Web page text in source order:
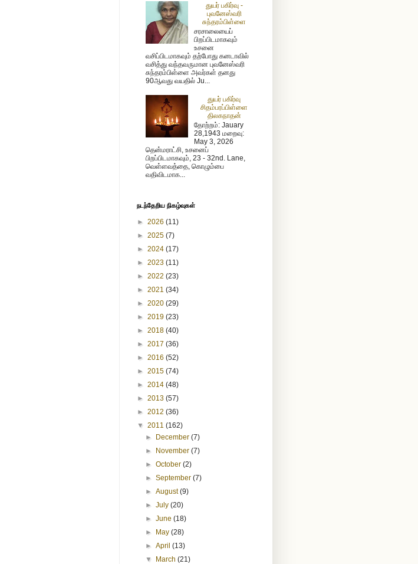
துயர் பகிர்வு -
புவனேஸ்வரி
சுந்தரம்பிள்ளை
சரசாலையைப்
பிறப்பிடமாகவும்
உசனை
வசிப்பிடமாகவும் தற்போது கனடாவில்
வசித்து வந்தவருமான புவனேஸ்வரி
சுந்தரம்பிள்ளை அவர்கள் தனது
90ஆவது வயதில் Ju...
துயர் பகிர்வு
சிதம்பரப்பிள்ளை
திலகநாதன்
தோற்றம்: Jauary
28,1943 மறைவு:
May 3, 2026
தென்மராட்சி, உசனைப்
பிறப்பிடமாகவும், 23 - 32nd. Lane,
வெள்ளவத்தை, கொழும்பை
வதிவிடமாக...
நடந்தேறிய நிகழ்வுகள்
► 2026 (11)
► 2025 (7)
► 2024 (17)
► 2023 (11)
► 2022 (23)
► 2021 (34)
► 2020 (29)
► 2019 (23)
► 2018 (40)
► 2017 (36)
► 2016 (52)
► 2015 (74)
► 2014 (48)
► 2013 (57)
► 2012 (36)
▼ 2011 (162)
► December(7)
► November(7)
►October(2)
►September(7)
►August(9)
►July(20)
►June(18)
► May(28)
►April(13)
▼
March(21)